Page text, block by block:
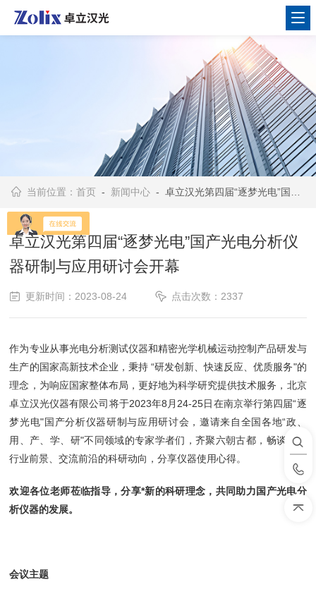
当前位置：首页 - 新闻中心 - 卓立汉光第四届“逐梦光电”国产光电分析仪器研制与应用研讨会开幕
卓立汉光第四届“逐梦光电”国产光电分析仪
器研制与应用研讨会开幕
更新时间：2023-08-24 点击次数：2337
作为专业从事光电分析测试仪器和精密光学机械运动控制产品研发与
生产的国家高新技术企业，秉持 “研发创新、快速反应、优质服务"的
理念，为响应国家整体布局，更好地为科学研究提供技术服务，北京
卓立汉光仪器有限公司将于2023年8月24-25日在南京举行第四届“逐
梦光电"国产分析仪器研制与应用研讨会，邀请来自全国各地“政、
用、产、学、研"不同领域的专家学者们，齐聚六朝古都，畅谈光电
行业前景、交流前沿的科研动向，分享仪器使用心得。
欢迎各位老师莅临指导，分享*新的科研理念，共同助力国产光电分
析仪器的发展。
会议主题